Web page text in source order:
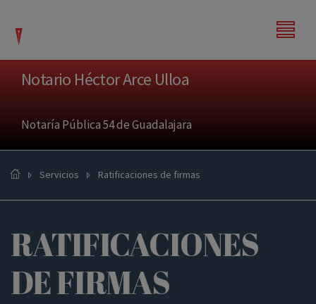
Notario Héctor Arce Ulloa
Notaría Pública 54 de Guadalajara
Servicios Ratificaciones de firmas
RATIFICACIONES
DE FIRMAS